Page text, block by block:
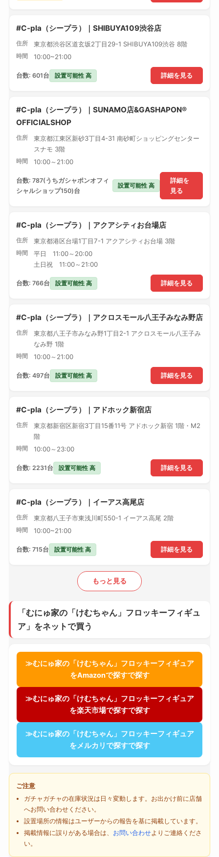
#C-pla（シープラ）｜SHIBUYA109渋谷店
住所 東京都渋谷区道玄坂2丁目29-1 SHIBUYA109渋谷 8階
時間 10:00~21:00
詳細を見る
台数: 601台 設置可能性 高
#C-pla（シープラ）｜SUNAMO店&GASHAPON®
OFFICIALSHOP
住所
東京都江東区新砂3丁目4-31 南砂町ショッピングセンター
スナモ 3階
時間 10:00～21:00
詳細を
見る
台数: 787(うちガシャポンオフィ
シャルショップ150)台
設置可能性 高
#C-pla（シープラ）｜アクアシティお台場店
住所 東京都港区台場1丁目7-1 アクアシティお台場 3階
時間
平日 11:00～20:00
土日祝 11:00～21:00
詳細を見る
台数: 766台 設置可能性 高
#C-pla（シープラ）｜アクロスモール八王子みなみ野店
住所
東京都八王子市みなみ野1丁目2-1 アクロスモール八王子み
なみ野 1階
時間 10:00～21:00
詳細を見る
台数: 497台 設置可能性 高
#C-pla（シープラ）｜アドホック新宿店
住所
東京都新宿区新宿3丁目15番11号 アドホック新宿 1階・M2
階
時間 10:00～23:00
詳細を見る
台数: 2231台 設置可能性 高
#C-pla（シープラ）｜イーアス高尾店
住所 東京都八王子市東浅川町550-1 イーアス高尾 2階
時間 10:00~21:00
詳細を見る
台数: 715台 設置可能性 高
もっと見る
「むにゅ家の「けむちゃん」フロッキーフィギュ
ア」をネットで買う
≫むにゅ家の「けむちゃん」フロッキーフィギュア
をAmazonで探すで探す
≫むにゅ家の「けむちゃん」フロッキーフィギュア
を楽天市場で探すで探す
≫むにゅ家の「けむちゃん」フロッキーフィギュア
をメルカリで探すで探す
ご注意
ガチャガチャの在庫状況は日々変動します。お出かけ前に店舗
へお問い合わせください。
設置場所の情報はユーザーからの報告を基に掲載しています。
掲載情報に誤りがある場合は、 お問い合わせよりご連絡くださ
い。